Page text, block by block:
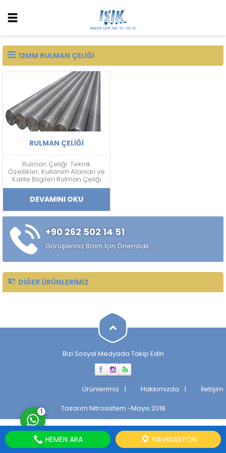
12MM RULMAN ÇELIĞI
RULMAN ÇELIĞI
Rulman Çeliği: Teknik
Özellikler, Kullanım Alanları ve
Kalite Bilgileri Rulman Çeliği
Nedir? Rulman çeliği; yüksek
sertlik, aşınma dayanımı,
yorulma direnci ve boyutsal
kararlılık gerektiren
uygulamalarda kullanılan
yüksek karbonlu krom
alaşımlı özel çelik türüdür.
Özellikle rulman, bilya,
makaralı rulman elemanları,
DEVAMINI OKU
+90 262 502 14 51
Görüşleriniz Bizim İçin Önemlidir.
DIĞER ÜRÜNLERIMIZ
Bizi Sosyal Medyada Takip Edin
Ürünlerimiz Hakkımızda
İletişim
Tasarım Nitrosistem -Mayıs 2018
Cevap Yaz
1
HEMEN ARA NAVIGASYON